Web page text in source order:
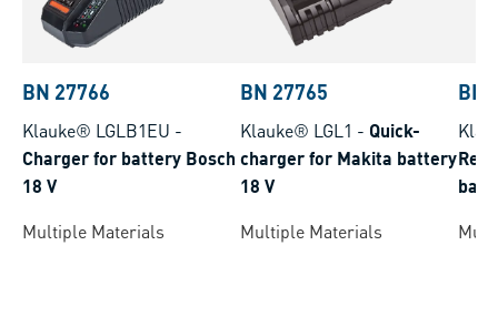
BN 27766
Klauke® LGLB1EU -
Charger for battery Bosch
18 V
Multiple Materials
BN 27765
Klauke® LGL1 - Quick-
charger for Makita battery
18 V
Multiple Materials
BN